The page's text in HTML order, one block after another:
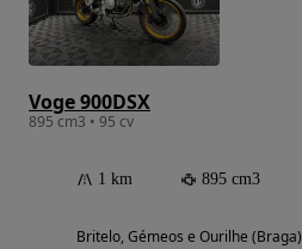
Voge 900DSX
895 cm3 • 95 cv
1 km 895 cm3
Britelo, Gémeos e Ourilhe (Braga)